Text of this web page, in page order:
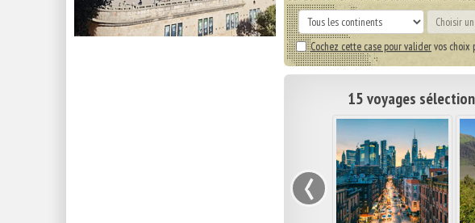
Cochez cette case pour validervos choix
15 voyages
‹